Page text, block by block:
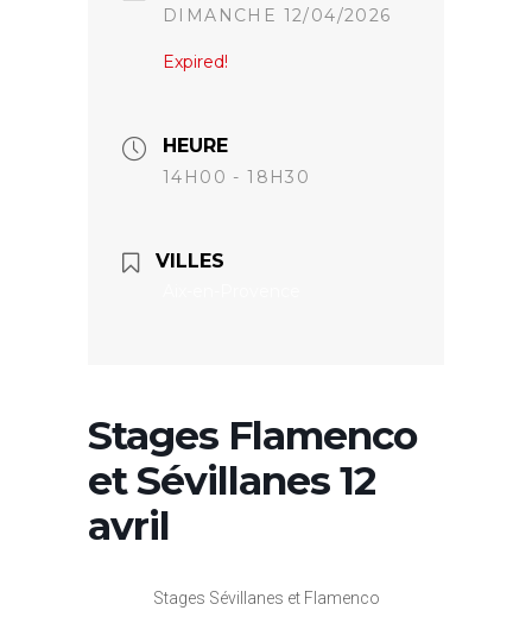
DIMANCHE 12/04/2026
Expired!
HEURE
14H00 - 18H30
VILLES
Stages Flamenco
et Sévillanes 12
avril
Stages Sévillanes et Flamenco